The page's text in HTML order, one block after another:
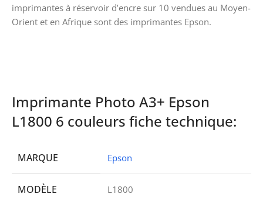
imprimantes à réservoir d’encre sur 10 vendues au Moyen-
Orient et en Afrique sont des imprimantes Epson.
Imprimante Photo A3+ Epson
L1800 6 couleurs fiche technique:
MARQUE Epson
MODÈLE L1800